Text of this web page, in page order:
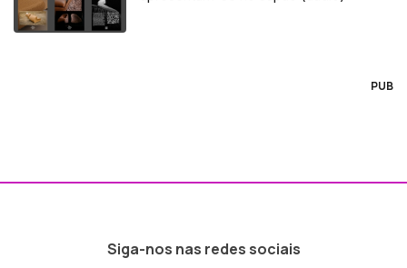
PUB
Siga-nos nas redes sociais